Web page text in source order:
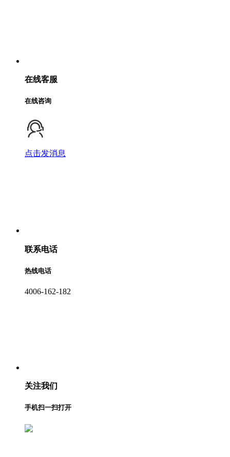
在线客服
在线咨询
点击发消息
联系电话
热线电话
4006-162-182
关注我们
手机扫一扫打开